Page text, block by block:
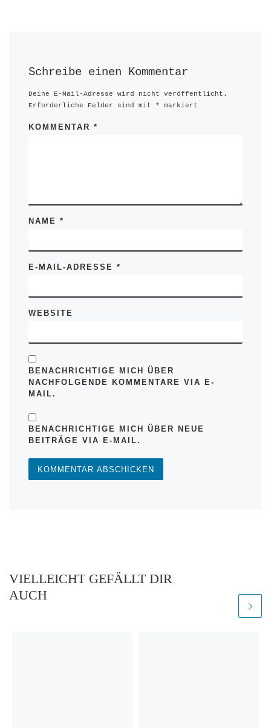
Schreibe einen Kommentar
Deine E-Mail-Adresse wird nicht veröffentlicht.
Erforderliche Felder sind mit * markiert
KOMMENTAR*
NAME*
E-MAIL-ADRESSE*
WEBSITE
BENACHRICHTIGE MICH ÜBER
NACHFOLGENDE KOMMENTARE VIA E-
MAIL.
BENACHRICHTIGE MICH ÜBER NEUE
BEITRÄGE VIA E-MAIL.
VIELLEICHT GEFÄLLT DIR
AUCH